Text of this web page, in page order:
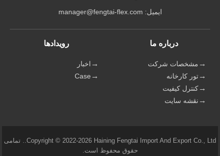
ایمیل: manager@fengtai-flex.com
درباره ما
مشخصات شرکت
تور کارخانه
کنترل کیفیت
نقشه سایت
رویدادها
اخبار
Case
Copyright © 2022-2026 Haining Fengtai Import And Export Co., Ltd.. تمامی
حقوق محفوظ است.